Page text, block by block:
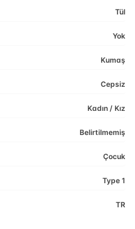
Tül
Yok
Kumaş
Cepsiz
Kadın / Kız
Belirtilmemiş
Çocuk
Type 1
TR